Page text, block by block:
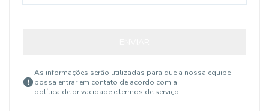
As informações serão utilizadas para que a nossa equipe
possa entrar em contato de acordo com a
política de privacidade e termos de serviço